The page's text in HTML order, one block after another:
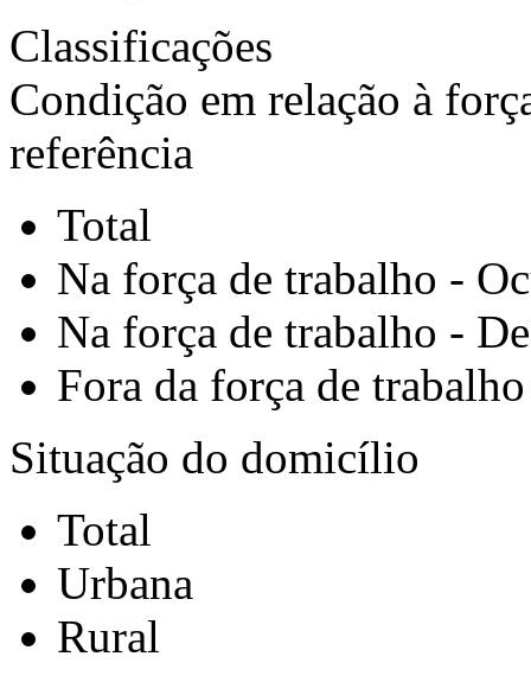
Classificações
Condição em relação à
referência
Total
Na força de trabalho -
Na força de trabalho -
Fora da força de trabalho
Situação do domicílio
Total
Urbana
Rural